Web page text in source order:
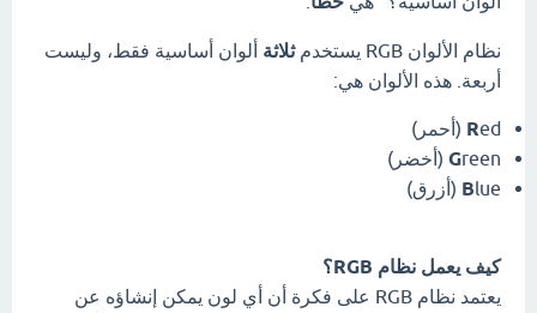
نظام الألوان RGB يستخدم ثلاثة ألوان أساسية فقط، وليست
أربعة. هذه الألوان هي:
Red (أحمر)
Green (أخضر)
Blue (أزرق)
كيف يعمل نظام RGB؟
يعتمد نظام RGB على فكرة أن أي لون يمكن إنشاؤه عن